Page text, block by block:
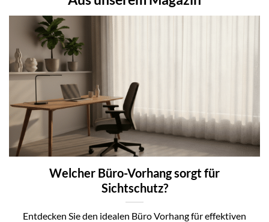
Welcher Büro-Vorhang sorgt für
Sichtschutz?
Entdecken Sie den idealen Büro Vorhang für effektiven